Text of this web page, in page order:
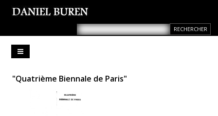
"Quatrième Biennale de Paris"